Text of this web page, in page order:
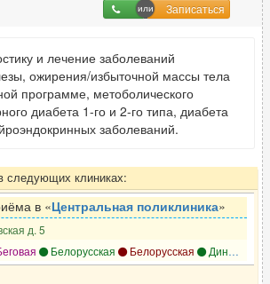
Записаться
и лечение заболеваний
ожирения/избыточной массы тела
программе, метоболического
диабета 1-го и 2-го типа, диабета
заболеваний.
следующих клиниках:
в «Центральная поликлиника»
д. 5
Белорусская Белорусская Динамо